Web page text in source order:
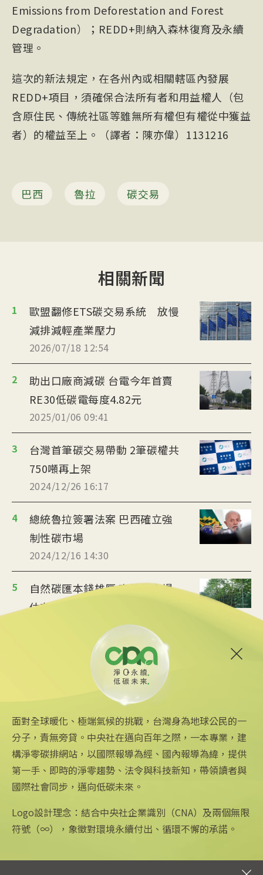
Emissions from Deforestation and Forest
Degradation）；REDD+則納入森林復育及永續
管理。
這次的新法規定，在各州內或相關轄區內發展
REDD+項目，須確保合法所有者和用益權人（包
含原住民、傳統社區等雖無所有權但有權從中獲益
者）的權益至上。（譯者：陳亦偉）1131216
巴西 魯拉 碳交易
相關新聞
1
歐盟翻修ETS碳交易系統 放慢
減排減輕產業壓力
2026/07/18 12:54
2
助出口廠商減碳 台電今年首賣
RE30低碳電每度4.82元
2025/01/06 09:41
3
台灣首筆碳交易帶動 2筆碳權共
750噸再上架
2024/12/26 16:17
4
總統魯拉簽署法案 巴西確立強
制性碳市場
2024/12/16 14:30
5
自然碳匯本錢雄厚 東協碳市場
估有97兆元潛力
國家公園署：務實推動濕地保
育措施 進行碳匯調查
2024/12/07 14:04
中央社網站
中央通訊社
Focus Taiwan
フォーカス台湾
關注更多
友善連結
Android app 下載
公司簡介
企業識別
公開資訊
面對全球暖化、極端氣候的挑戰，台灣身為地球公民的一
分子，責無旁貸。中央社在邁向百年之際，一本專業，建
構淨零碳排網站，以國際報導為經、國內報導為緯，提供
第一手、即時的淨零趨勢、法令與科技新知，帶領讀者與
國際社會同步，邁向低碳未來。
Logo設計理念：結合中央社企業識別（CNA）及兩個無限
符號（∞），象徵對環境永續付出、循環不懈的承諾。